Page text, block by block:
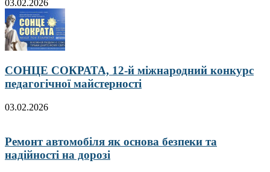
03.02.2026
СОНЦЕ СОКРАТА, 12-й міжнародний конкурс
педагогічної майстерності
03.02.2026
Ремонт автомобіля як основа безпеки та
надійності на дорозі